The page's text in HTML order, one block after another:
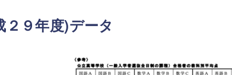
２９年度)データ